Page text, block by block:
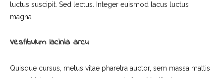
luctus suscipit. Sed lectus. Integer euismod lacus luctus
magna.
Vestibulum lacinia arcu
Quisque cursus, metus vitae pharetra auctor, sem massa mattis